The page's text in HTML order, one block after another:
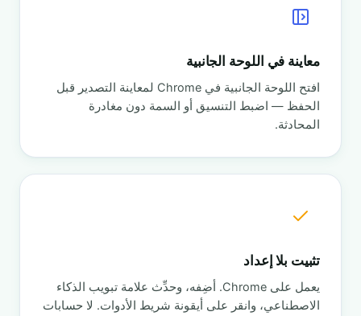
معاينة في اللوحة الجانبية
افتح اللوحة الجانبية في Chrome لمعاينة التصدير قبل
الحفظ — اضبط التنسيق أو السمة دون مغادرة
المحادثة.
تثبيت بلا إعداد
يعمل على Chrome. أضِفه، وحدِّث علامة تبويب الذكاء
الاصطناعي، وانقر على أيقونة شريط الأدوات. لا حسابات